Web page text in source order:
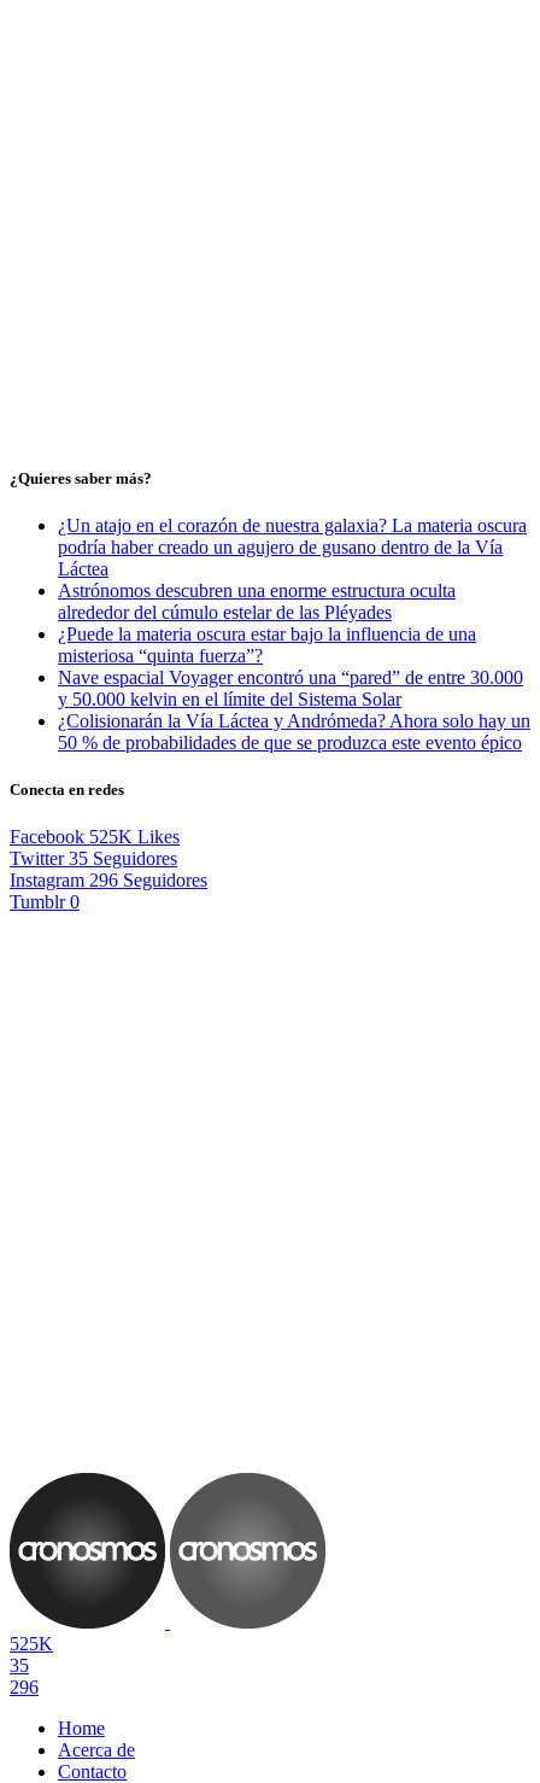
¿Quieres saber más?
¿Un atajo en el corazón de nuestra galaxia? La materia oscura
podría haber creado un agujero de gusano dentro de la Vía
Láctea
Astrónomos descubren una enorme estructura oculta
alrededor del cúmulo estelar de las Pléyades
¿Puede la materia oscura estar bajo la influencia de una
misteriosa “quinta fuerza”?
Nave espacial Voyager encontró una “pared” de entre 30.000
y 50.000 kelvin en el límite del Sistema Solar
¿Colisionarán la Vía Láctea y Andrómeda? Ahora solo hay un
50 % de probabilidades de que se produzca este evento épico
Conecta en redes
Facebook 525K Likes
Twitter 35 Seguidores
Instagram 296 Seguidores
Tumblr 0
525K
35
296
Home
Acerca de
Contacto